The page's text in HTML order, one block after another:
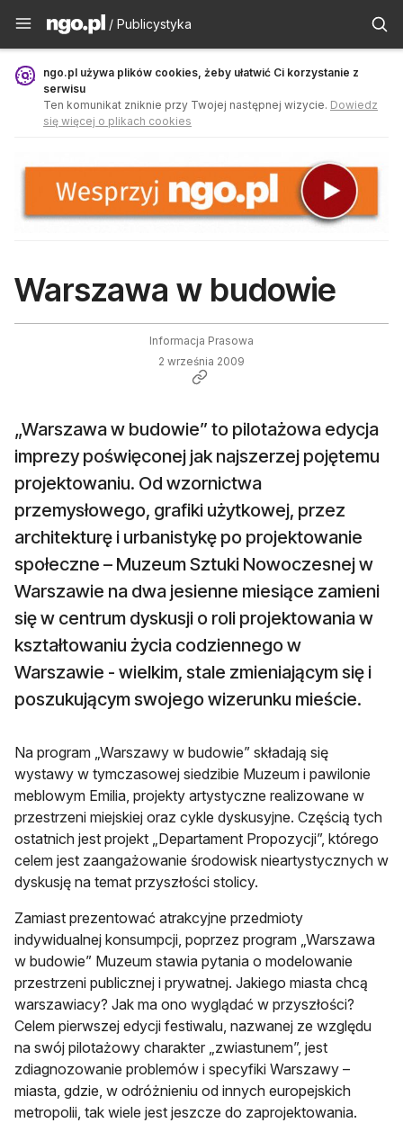
Publicystyka - ngo.pl
/ Publicystyka
ngo.pl używa plików cookies, żeby ułatwić Ci korzystanie z
serwisu
Ten komunikat zniknie przy Twojej następnej wizycie. Dowiedz
się więcej o plikach cookies
Warszawa w budowie
Informacja Prasowa
2 września 2009
„Warszawa w budowie” to pilotażowa edycja
imprezy poświęconej jak najszerzej pojętemu
projektowaniu. Od wzornictwa
przemysłowego, grafiki użytkowej, przez
architekturę i urbanistykę po projektowanie
społeczne – Muzeum Sztuki Nowoczesnej w
Warszawie na dwa jesienne miesiące zamieni
się w centrum dyskusji o roli projektowania w
kształtowaniu życia codziennego w
Warszawie - wielkim, stale zmieniającym się i
poszukującym swojego wizerunku mieście.
Na program „Warszawy w budowie” składają się
wystawy w tymczasowej siedzibie Muzeum i pawilonie
meblowym Emilia, projekty artystyczne realizowane w
przestrzeni miejskiej oraz cykle dyskusyjne. Częścią tych
ostatnich jest projekt „Departament Propozycji”, którego
celem jest zaangażowanie środowisk nieartystycznych w
dyskusję na temat przyszłości stolicy.
Zamiast prezentować atrakcyjne przedmioty
indywidualnej konsumpcji, poprzez program „Warszawa
w budowie” Muzeum stawia pytania o modelowanie
przestrzeni publicznej i prywatnej. Jakiego miasta chcą
warszawiacy? Jak ma ono wyglądać w przyszłości?
Celem pierwszej edycji festiwalu, nazwanej ze względu
na swój pilotażowy charakter „zwiastunem”, jest
zdiagnozowanie problemów i specyfiki Warszawy –
miasta, gdzie, w odróżnieniu od innych europejskich
metropolii, tak wiele jest jeszcze do zaprojektowania.